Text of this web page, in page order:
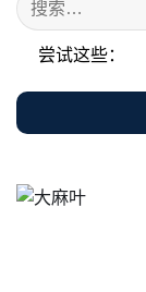
尝试这些：